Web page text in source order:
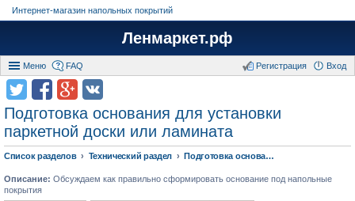
Интернет-магазин напольных покрытий
Ленмаркет.рф
Меню FAQ Вход
Регистрация
Подготовка основания для установки
паркетной доски или ламината
Список разделов Технический раздел Подготовка основания для установки паркетной доски или ламината
Описание: Обсуждаем как правильно сформировать основание под напольные
покрытия